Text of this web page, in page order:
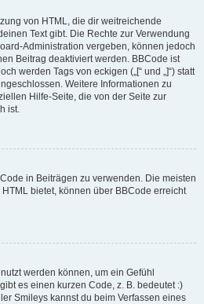
von HTML, die dir weitreichende
Text gibt. Die Rechte zur Verwendung
Administration vergeben, können jedoch
Beitrag deaktiviert werden. BBCode ist
werden Tags von eckigen („[“ und „]“) statt
Weitere Informationen zu
Hilfe-Seite, die von der Seite zur
ist.
in Beiträgen zu verwenden. Die meisten
bietet, können über BBCode erreicht
werden können, um ein Gefühl
es einen kurzen Code, z. B. bedeutet :)
Smileys kannst du beim Verfassen eines